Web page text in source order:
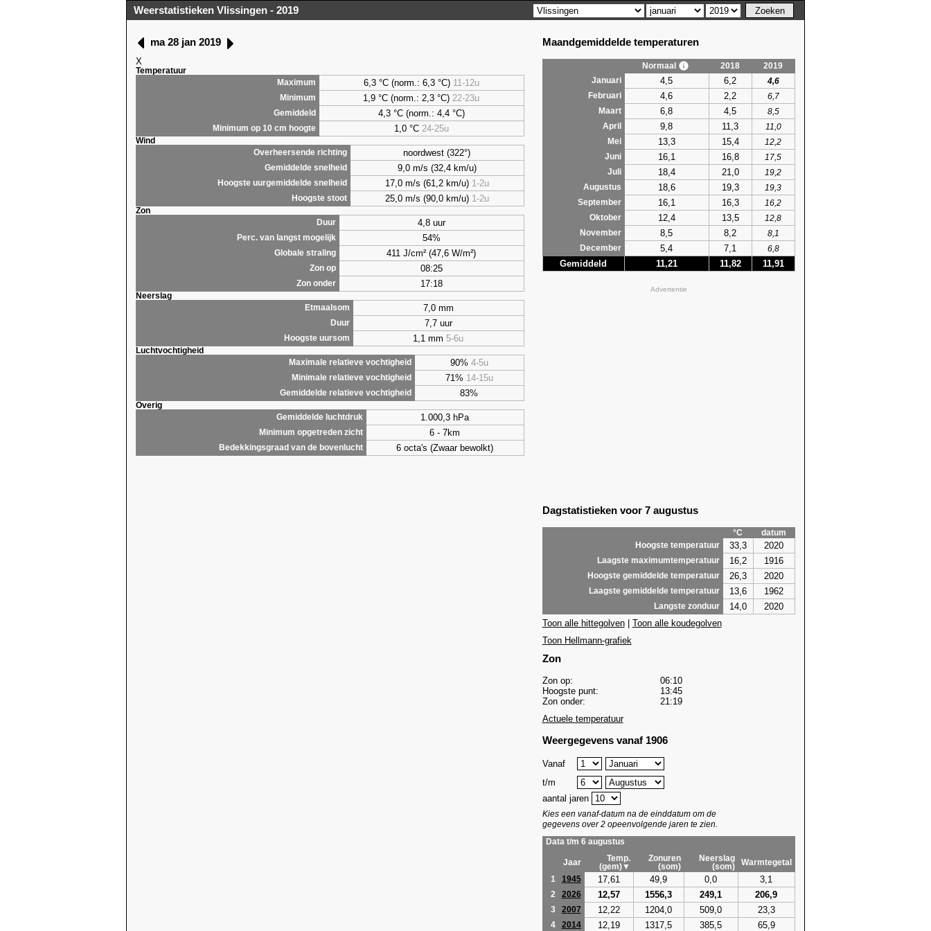
Weerstatistieken Vlissingen - 2019
ma 28 jan 2019
X
Temperatuur
Maximum
6,3 °C (norm.: 6,3 °C) 11-12u
Minimum 1,9 °C (norm.: 2,3 °C) 22-23u
Gemiddeld 4,3 °C (norm.: 4,4 °C)
Minimum op 10 cm hoogte 1,0 °C 24-25u
Wind
Overheersende richting
noordwest (322°)
Gemiddelde snelheid 9,0 m/s (32,4 km/u)
Hoogste uurgemiddelde snelheid 17,0 m/s (61,2 km/u) 1-2u
Hoogste stoot 25,0 m/s (90,0 km/u) 1-2u
Zon
Duur
4,8 uur
Perc. van langst mogelijk 54%
Globale straling 411 J/cm² (47,6 W/m²)
Zon op 08:25
Zon onder 17:18
Neerslag
Etmaalsom
7,0 mm
Duur 7,7 uur
Hoogste uursom 1,1 mm 5-6u
Luchtvochtigheid
Maximale relatieve vochtigheid
90% 4-5u
Minimale relatieve vochtigheid 71% 14-15u
Gemiddelde relatieve vochtigheid 83%
Overig
Gemiddelde luchtdruk
1.000,3 hPa
Minimum opgetreden zicht 6 - 7km
Bedekkingsgraad van de bovenlucht 6 octa's (Zwaar bewolkt)
Maandgemiddelde temperaturen
Normaal 2018
2019
Januari
4,5 6,2
4,6
Februari
4,6 2,2
6,7
Maart
6,8 4,5
8,5
April
9,8 11,3
11,0
Mei
13,3 15,4
12,2
Juni
16,1 16,8
17,5
Juli
18,4 21,0
19,2
Augustus
18,6 19,3
19,3
September
16,1 16,3
16,2
Oktober
12,4 13,5
12,8
November
8,5 8,2
8,1
December
5,4 7,1 6,8
Gemiddeld 11,21 11,82 11,91
Advertentie
Dagstatistieken voor 7 augustus
°C
datum
Hoogste temperatuur
33,3 2020
Laagste maximumtemperatuur 16,2 1916
Hoogste gemiddelde temperatuur 26,3 2020
Laagste gemiddelde temperatuur 13,6 1962
Langste zonduur 14,0
2020
Toon alle hittegolven| Toon alle koudegolven
Toon Hellmann-grafiek
Zon
Zon op:
06:10
Hoogste punt:
13:45
Zon onder:
21:19
Actuele temperatuur
Weergegevens vanaf 1906
Vanaf
t/m
aantal jaren
Kies een vanaf-datum na de einddatum om de
gegevens over 2 opeenvolgende jaren te zien.
Data t/m 6 augustus
Jaar
Temp.
(gem)▼
Zonuren
(som)
Neerslag
(som)
Warmtegetal
1
1945 17,61 49,9 0,0 3,1
2 2026 12,57 1556,3 249,1 206,9
3 2007 12,22 1204,0 509,0 23,3
4 2014 12,19 1317,5 385,5 65,9